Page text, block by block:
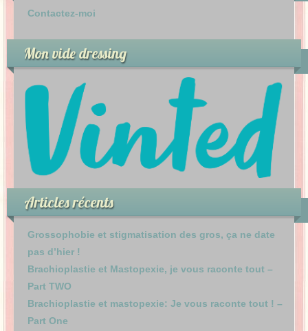
Contactez-moi
Mon vide dressing
Articles récents
Grossophobie et stigmatisation des gros, ça ne date
pas d’hier !
Brachioplastie et Mastopexie, je vous raconte tout –
Part TWO
Brachioplastie et mastopexie: Je vous raconte tout ! –
Part One